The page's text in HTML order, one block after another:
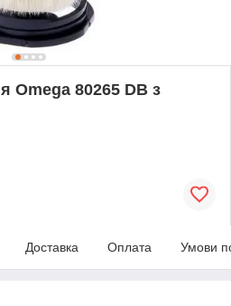
Omega 80265 DB з
Доставка Оплата Умови